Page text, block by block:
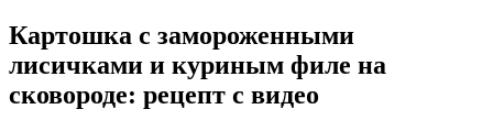
Картошка с замороженными
лисичками и куриным филе на
сковороде: рецепт с видео